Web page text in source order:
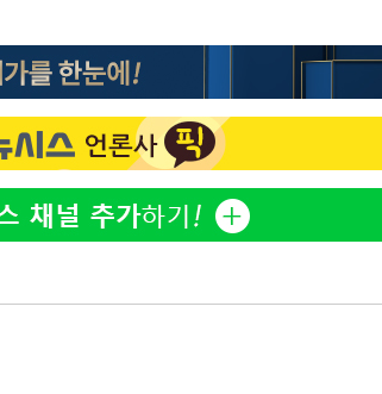
2
정부, 전 산
1000대 보
3
황기순 "원정
도피"
4
'첫 주연' 정
5 최준희, 또